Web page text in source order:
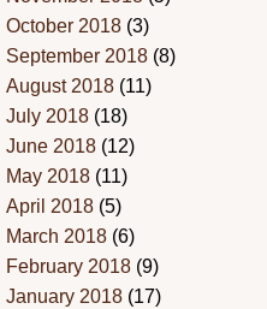
October 2018 (3)
September 2018 (8)
August 2018 (11)
July 2018 (18)
June 2018 (12)
May 2018 (11)
April 2018 (5)
March 2018 (6)
February 2018 (9)
January 2018 (17)